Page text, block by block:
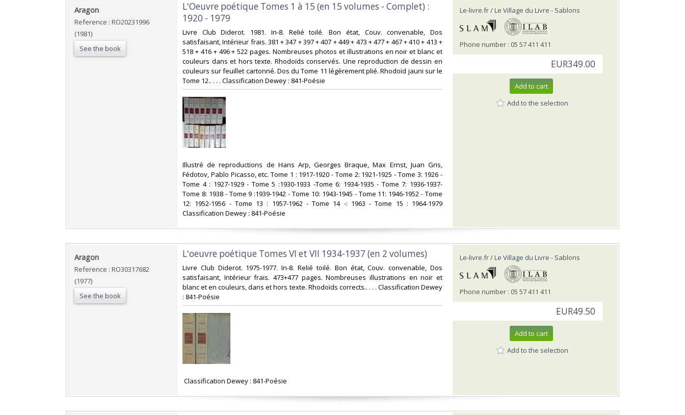
‎Aragon‎
Reference : RO20231996
(1981)
See the book
‎L'Oeuvre poétique Tomes 1 à 15 (en 15 volumes - Complet) :
1920 - 1979‎
‎Livre Club Diderot. 1981. In-8. Relié toilé. Bon état, Couv. convenable, Dos
satisfaisant, Intérieur frais. 381 + 347 + 397 + 407 + 449 + 473 + 477 + 467 + 410 + 413 +
518 + 416 + 496 + 522 pages. Nombreuses photos et illustrations en noir et blanc et
couleurs dans et hors texte. Rhodoïds conservés. Une reproduction de dessin en
couleurs sur feuillet cartonné. Dos du Tome 11 légèrement plié. Rhodoïd jauni sur le
Tome 12.. . . . Classification Dewey : 841-Poésie‎
‎Illustré de reproductions de Hans Arp, Georges Braque, Max Ernst, Juan Gris,
Fédotov, Pablo Picasso, etc. Tome 1 : 1917-1920 - Tome 2: 1921-1925 - Tome 3: 1926 -
Tome 4 : 1927-1929 - Tome 5 :1930-1933 -Tome 6: 1934-1935 - Tome 7: 1936-1937-
Tome 8: 1938 - Tome 9 :1939-1942 - Tome 10: 1943-1945 - Tome 11: 1946-1952 - Tome
12: 1952-1956 - Tome 13 : 1957-1962 - Tome 14 -: 1963 - Tome 15 : 1964-1979
Classification Dewey : 841-Poésie‎
Le-livre.fr / Le Village du Livre - Sablons
Phone number : 05 57 411 411
EUR349.00
Add to cart
Add to the selection
‎Aragon‎
Reference : RO30317682
(1977)
See the book
‎L'oeuvre poétique Tomes VI et VII 1934-1937 (en 2 volumes)‎
‎Livre Club Diderot. 1975-1977. In-8. Relié toilé. Bon état, Couv. convenable, Dos
satisfaisant, Intérieur frais. 473+477 pages. Nombreuses illustrations en noir et
blanc et en couleurs, dans et hors texte. Rhodoïds corrects.. . . . Classification Dewey
: 841-Poésie‎
‎ Classification Dewey : 841-Poésie‎
Le-livre.fr / Le Village du Livre - Sablons
Phone number : 05 57 411 411
EUR49.50
Add to cart
Add to the selection